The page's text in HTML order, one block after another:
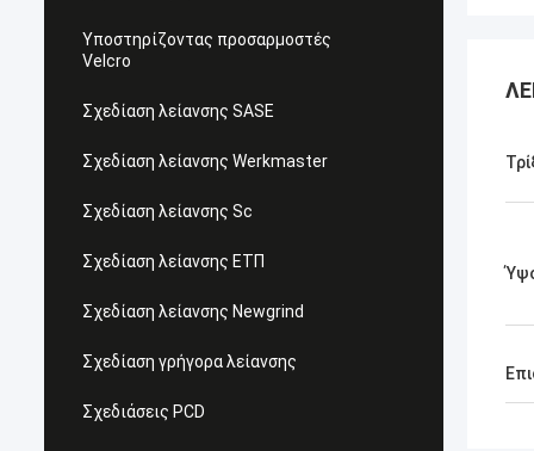
Υποστηρίζοντας προσαρμοστές
Velcro
Σχεδίαση λείανσης SASE
Σχεδίαση λείανσης Werkmaster
Σχεδίαση λείανσης Sc
Σχεδίαση λείανσης ΕΤΠ
Σχεδίαση λείανσης Newgrind
Σχεδίαση γρήγορα λείανσης
Σχεδιάσεις PCD